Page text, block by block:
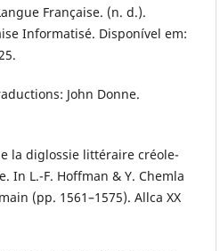
Française. (n. d.).
Informatisé. Disponível em:
John Donne.
la diglossie littéraire créole-
In L.-F. Hoffman & Y. Chemla
(pp. 1561–1575). Allca XX